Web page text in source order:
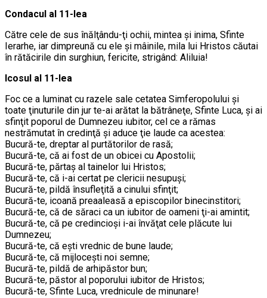
Condacul al 11-lea
Către cele de sus înălţându-ţi ochii, mintea şi inima, Sfinte
Ierarhe, iar dimpreună cu ele şi mâinile, mila lui Hristos căutai
în rătăcirile din surghiun, fericite, strigând: Aliluia!
Icosul al 11-lea
Foc ce a luminat cu razele sale cetatea Simferopolului şi
toate ţinuturile din jur te-ai arătat la bătrâneţe, Sfinte Luca, şi ai
sfinţit poporul de Dumnezeu iubitor, cel ce a rămas
nestrămutat în credinţă şi aduce ţie laude ca acestea:
Bucură-te, dreptar al purtătorilor de rasă;
Bucură-te, că ai fost de un obicei cu Apostolii;
Bucură-te, părtaş al tainelor lui Hristos;
Bucură-te, că i-ai certat pe clericii nesupuşi;
Bucură-te, pildă însufleţită a cinului sfinţit;
Bucură-te, icoană preaaleasă a episcopilor binecinstitori;
Bucură-te, că de săraci ca un iubitor de oameni ţi-ai amintit;
Bucură-te, că pe credincioşi i-ai învăţat cele plăcute lui
Dumnezeu;
Bucură-te, că eşti vrednic de bune laude;
Bucură-te, că mijloceşti noi semne;
Bucură-te, pildă de arhipăstor bun;
Bucură-te, păstor al poporului iubitor de Hristos;
Bucură-te, Sfinte Luca, vrednicule de minunare!